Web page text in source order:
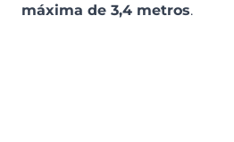
máxima de 3,4 metros.